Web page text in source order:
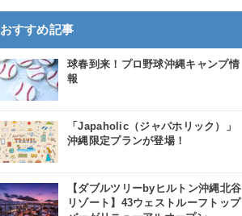
おすすめ記事
球春到来！プロ野球沖縄キャンプ情
報
「Japaholic（ジャパホリック）」
沖縄限定プランが登場！
【ダブルツリーbyヒルトン沖縄北谷
リゾート】43ウェストルーフトップ